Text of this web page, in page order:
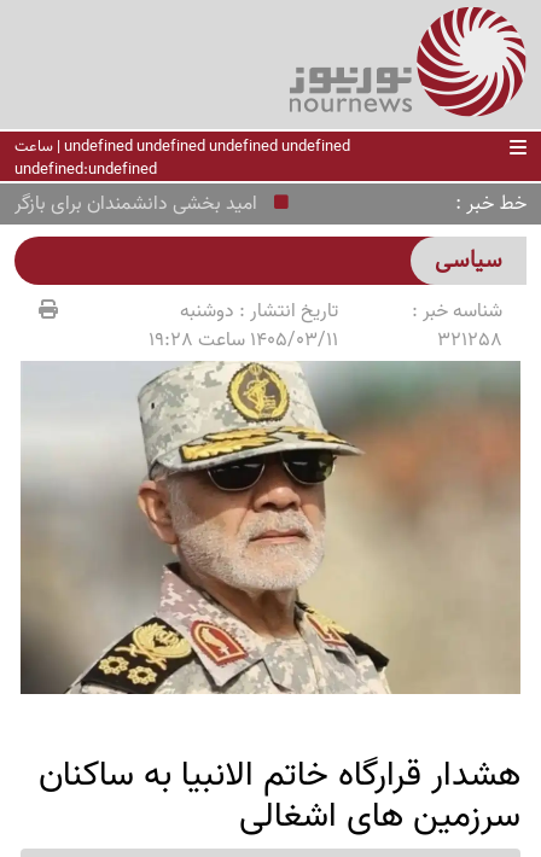
undefined undefined undefined undefined | ساعت
undefined:undefined
خط خبر امید بخشی دانشمندان برای
سیاسی
شناسه خبر :
321258
تاریخ انتشار : دوشنبه
1405/03/11 ساعت 19:28
هشدار قرارگاه خاتم الانبیا به ساکنان
سرزمین های اشغالی